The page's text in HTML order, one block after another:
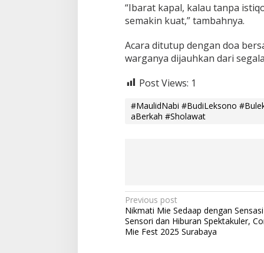
“Ibarat kapal, kalau tanpa
semakin kuat,” tambahnya.
Acara ditutup dengan doa
warganya dijauhkan dari
Post Views: 1
#MaulidNabi #BudiLeksono
aBerkah #Sholawat
P
o
s
Previous post
Nikmati Mie Sedaap dengan
Sensori dan Hiburan Spektakuler,
Mie Fest 2025 Surabaya